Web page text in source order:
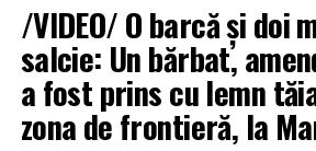
/VIDEO/ O barcă și doi
salcie: Un bărbat,
a fost prins cu lemn
zona de frontieră, la